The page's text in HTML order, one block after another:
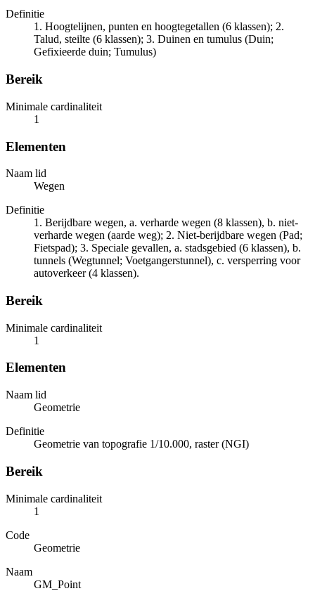
Definitie
1. Hoogtelijnen, punten en hoogtegetallen (6 klassen); 2.
Talud, steilte (6 klassen); 3. Duinen en tumulus (Duin;
Gefixieerde duin; Tumulus)
Bereik
Minimale cardinaliteit
1
Elementen
Naam lid
Wegen
Definitie
1. Berijdbare wegen, a. verharde wegen (8 klassen), b. niet-
verharde wegen (aarde weg); 2. Niet-berijdbare wegen (Pad;
Fietspad); 3. Speciale gevallen, a. stadsgebied (6 klassen), b.
tunnels (Wegtunnel; Voetgangerstunnel), c. versperring voor
autoverkeer (4 klassen).
Bereik
Minimale cardinaliteit
1
Elementen
Naam lid
Geometrie
Definitie
Geometrie van topografie 1/10.000, raster (NGI)
Bereik
Minimale cardinaliteit
1
Code
Geometrie
Naam
GM_Point